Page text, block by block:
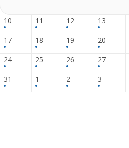
10 11 12 13
17 18 19 20
24 25 26 27
31 1 2 3